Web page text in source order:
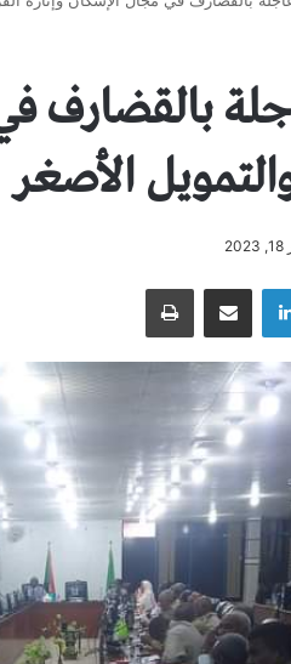
بالقضارف
الأصغر
لينكدإن